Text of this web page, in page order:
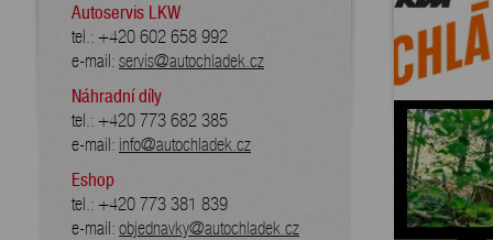
Autoservis LKW
tel.: +420 602 658 992
e-mail: servis@autochladek.cz
Náhradní díly
tel.: +420 773 682 385
e-mail: info@autochladek.cz
Eshop
tel.: +420 773 381 839
e-mail: objednavky@autochladek.cz